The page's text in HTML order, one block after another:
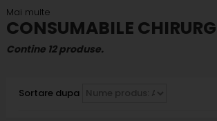
Mai multe
CONSUMABILE
Contine 12 produse.
Sortare dupa